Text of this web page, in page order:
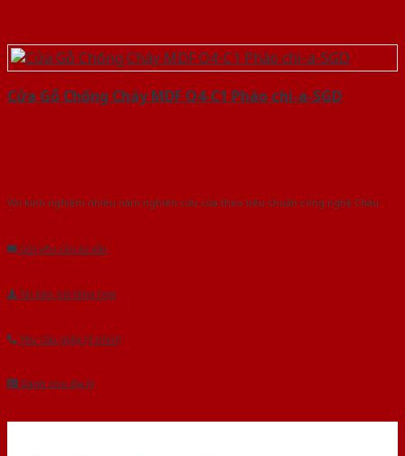
Cửa Gỗ Chống Cháy MDF O4-C1 Phào chi-a-SGD
Với kinh nghiệm nhiêu năm nghiên cứu cửa theo tiêu chuẩn công nghệ Châu
Gửi yêu cầu tư vấn
Tải báo giá tổng hợp
Yêu cầu gọi lại (3 phút)
Dành cho đại lý